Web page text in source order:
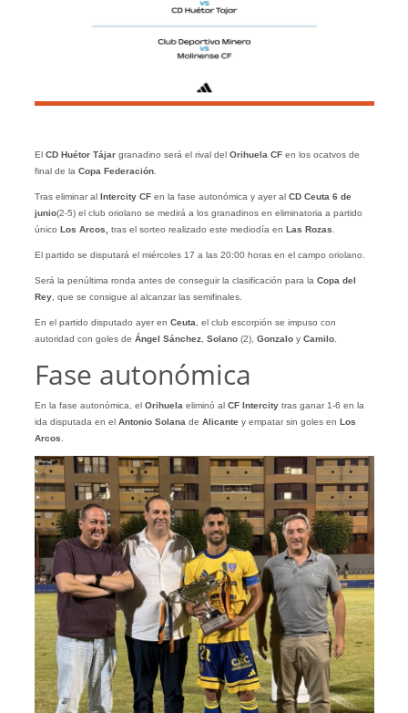
El CD Huétor Tájar granadino será el rival del Orihuela CF en los ocatvos de
final de la Copa Federación.
Tras eliminar al Intercity CFen la fase autonómica y ayer al CD Ceuta 6 de
junio(2-5) el club oriolano se medirá a los granadinos en eliminatoria a partido
único Los Arcos, tras el sorteo realizado este mediodía en Las Rozas
El partido se disputará el miércoles 17 a las 20:00 horas en el campo oriolano.
Será la penúltima ronda antes de conseguir la clasificación para la Copa del
Rey, que se consigue al alcanzar las semifinales.
En el partido disputado ayer en Ceuta , el club escorpión se impuso con
autoridad con goles de Ángel Sánchez, Solano(2), Gonzaloy Camilo.
Fase autonómica
En la fase autonómica, el Orihuela eliminó al CF Intercity tras ganar 1-6 en la
ida disputada en el Antonio Solana de Alicantey empatar sin goles en Los
Arcos